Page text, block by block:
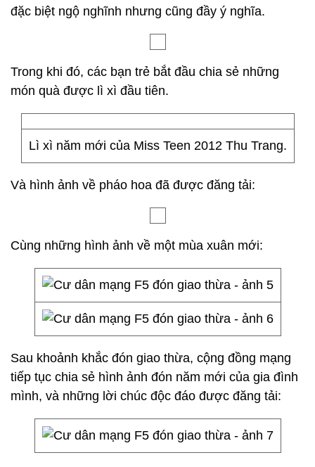
đặc biệt ngộ nghĩnh nhưng cũng đầy ý nghĩa.
Trong khi đó, các bạn trẻ bắt đầu chia sẻ những
món quà được lì xì đầu tiên.
Lì xì năm mới của Miss Teen 2012 Thu Trang.
Và hình ảnh về pháo hoa đã được đăng tải:
Cùng những hình ảnh về một mùa xuân mới:
Sau khoảnh khắc đón giao thừa, cộng đồng mạng
tiếp tục chia sẻ hình ảnh đón năm mới của gia đình
mình, và những lời chúc độc đáo được đăng tải: